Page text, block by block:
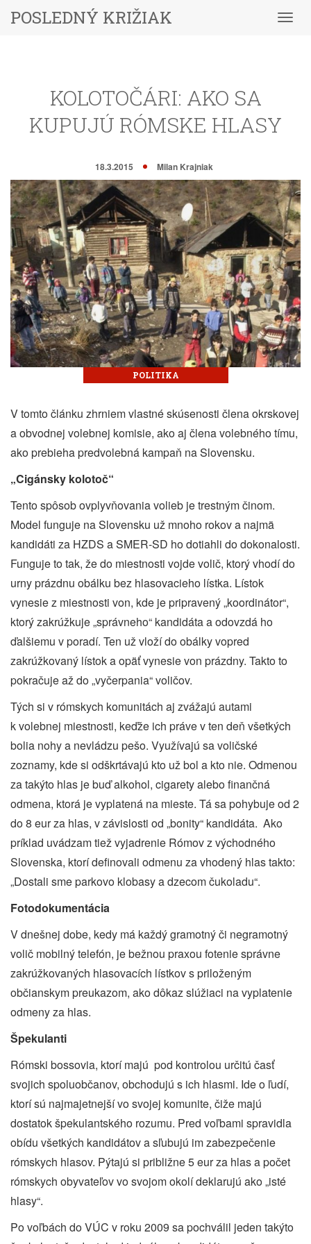
Menu
POSLEDNÝ KRIŽIAK
KOLOTOČÁRI: AKO SA
KUPUJÚ RÓMSKE HLASY
18.3.2015 Milan Krajniak
POLITIKA
V tomto článku zhrniem vlastné skúsenosti člena okrskovej
a obvodnej volebnej komisie, ako aj člena volebného tímu,
ako prebieha predvolebná kampaň na Slovensku.
„Cigánsky kolotoč“
Tento spôsob ovplyvňovania volieb je trestným činom.
Model funguje na Slovensku už mnoho rokov a najmä
kandidáti za HZDS a SMER-SD ho dotiahli do dokonalosti.
Funguje to tak, že do miestnosti vojde volič, ktorý vhodí do
urny prázdnu obálku bez hlasovacieho lístka. Lístok
vynesie z miestnosti von, kde je pripravený „koordinátor“,
ktorý zakrúžkuje „správneho“ kandidáta a odovzdá ho
ďalšiemu v poradí. Ten už vloží do obálky vopred
zakrúžkovaný lístok a opäť vynesie von prázdny. Takto to
pokračuje až do „vyčerpania“ voličov.
Tých si v rómskych komunitách aj zvážajú autami
k volebnej miestnosti, keďže ich práve v ten deň všetkých
bolia nohy a nevládzu pešo. Využívajú sa voličské
zoznamy, kde si odškrtávajú kto už bol a kto nie. Odmenou
za takýto hlas je buď alkohol, cigarety alebo finančná
odmena, ktorá je vyplatená na mieste. Tá sa pohybuje od 2
do 8 eur za hlas, v závislosti od „bonity“ kandidáta. Ako
príklad uvádzam tiež vyjadrenie Rómov z východného
Slovenska, ktorí definovali odmenu za vhodený hlas takto:
„Dostali sme parkovo klobasy a dzecom čukoladu“.
Fotodokumentácia
V dnešnej dobe, kedy má každý gramotný či negramotný
volič mobilný telefón, je bežnou praxou fotenie správne
zakrúžkovaných hlasovacích lístkov s priloženým
občianskym preukazom, ako dôkaz slúžiaci na vyplatenie
odmeny za hlas.
Špekulanti
Rómski bossovia, ktorí majú pod kontrolou určitú časť
svojich spoluobčanov, obchodujú s ich hlasmi. Ide o ľudí,
ktorí sú najmajetnejší vo svojej komunite, čiže majú
dostatok špekulantského rozumu. Pred voľbami spravidla
obídu všetkých kandidátov a sľubujú im zabezpečenie
rómskych hlasov. Pýtajú si približne 5 eur za hlas a počet
rómskych obyvateľov vo svojom okolí deklarujú ako „isté
hlasy“.
Po voľbách do VÚC v roku 2009 sa pochválil jeden takýto